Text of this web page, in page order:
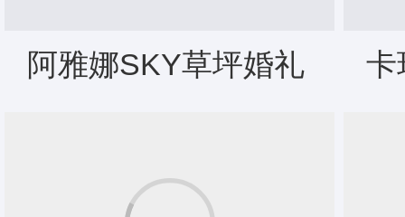
阿雅娜SKY草坪婚礼 卡